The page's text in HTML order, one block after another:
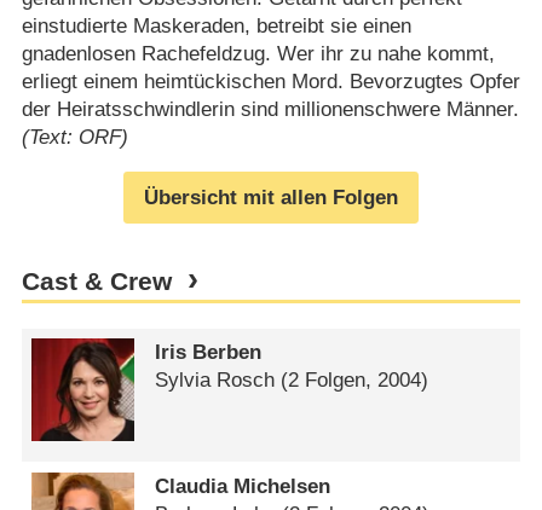
einstudierte Maskeraden, betreibt sie einen
gnadenlosen Rachefeldzug. Wer ihr zu nahe kommt,
erliegt einem heimtückischen Mord. Bevorzugtes Opfer
der Heiratsschwindlerin sind millionenschwere Männer.
(Text: ORF)
Übersicht mit allen Folgen
Cast & Crew
Iris Berben
Sylvia Rosch (2 Folgen, 2004)
Claudia Michelsen